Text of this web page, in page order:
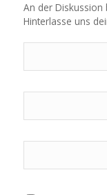
An der Diskussion
Hinterlasse uns